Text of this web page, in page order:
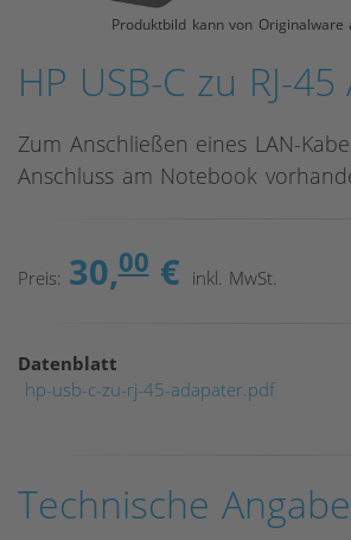
Produktbild kann von Originalware
HP USB-C zu RJ-
Zum Anschließen eines LAN-
Anschluss am Notebook
Preis: 30,00€ inkl. MwSt.
Datenblatt
hp-usb-c-zu-rj-45-adapater.pdf
Technische